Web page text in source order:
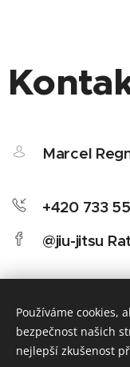
Marcel
+420 733
@jiu-jitsu
Používáme cookies,
bezpečnost našich
nejlepší zkušenost